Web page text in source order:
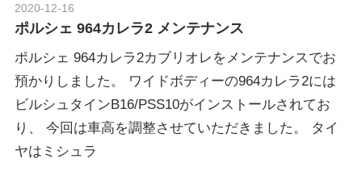
2020-12-16
ポルシェ 964カレラ2 メンテナンス
ポルシェ 964カレラ2カブリオレをメンテナンスでお
預かりしました。 ワイドボディーの964カレラ2には
ビルシュタインB16/PSS10がインストールされてお
り、 今回は車高を調整させていただきました。 タイ
ヤはミシュラ